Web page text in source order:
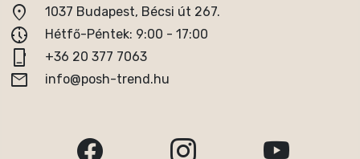
location_on 1037 Budapest, Bécsi út 267.
nest_clock_farsight_analog Hétfő-Péntek: 9:00 - 17:00
phone_iphone +36 20 377 7063
email info@posh-trend.hu